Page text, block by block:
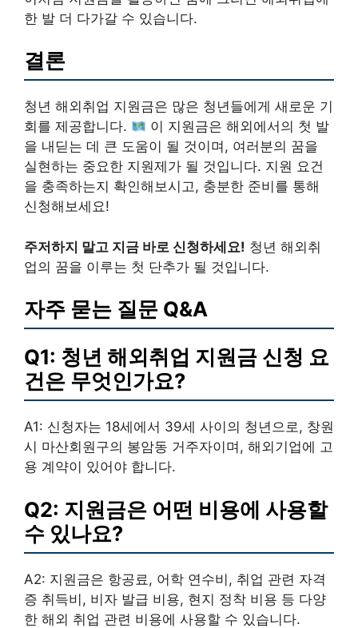
한 발 더 다가갈 수 있습니다.
결론
청년 해외취업 지원금은 많은 청년들에게 새로운 기
회를 제공합니다.
이 지원금은 해외에서의 첫 발
을 내딛는 데 큰 도움이 될 것이며, 여러분의 꿈을
실현하는 중요한 지원제가 될 것입니다. 지원 요건
을 충족하는지 확인해보시고, 충분한 준비를 통해
신청해보세요!
주저하지 말고 지금 바로 신청하세요! 청년 해외취
업의 꿈을 이루는 첫 단추가 될 것입니다.
자주 묻는 질문 Q&A
Q1: 청년 해외취업 지원금 신청 요
건은 무엇인가요?
A1: 신청자는 18세에서 39세 사이의 청년으로, 창원
시 마산회원구의 봉암동 거주자이며, 해외기업에 고
용 계약이 있어야 합니다.
Q2: 지원금은 어떤 비용에 사용할
수 있나요?
A2: 지원금은 항공료, 어학 연수비, 취업 관련 자격
증 취득비, 비자 발급 비용, 현지 정착 비용 등 다양
한 해외 취업 관련 비용에 사용할 수 있습니다.